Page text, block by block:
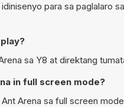
para sa paglalaro
sa Y8 at direktang
in full screen mode?
Arena sa full screen